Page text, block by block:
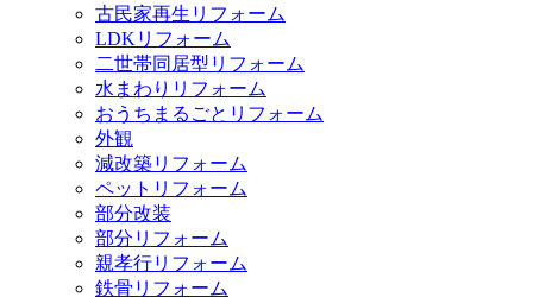
古民家再生リフォーム
LDKリフォーム
二世帯同居型リフォーム
水まわりリフォーム
おうちまるごとリフォーム
外観
減改築リフォーム
ペットリフォーム
部分改装
部分リフォーム
親孝行リフォーム
鉄骨リフォーム